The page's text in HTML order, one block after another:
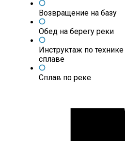
Возвращение на базу
Обед на берегу реки
Инструктаж по
сплаве
Сплав по реке